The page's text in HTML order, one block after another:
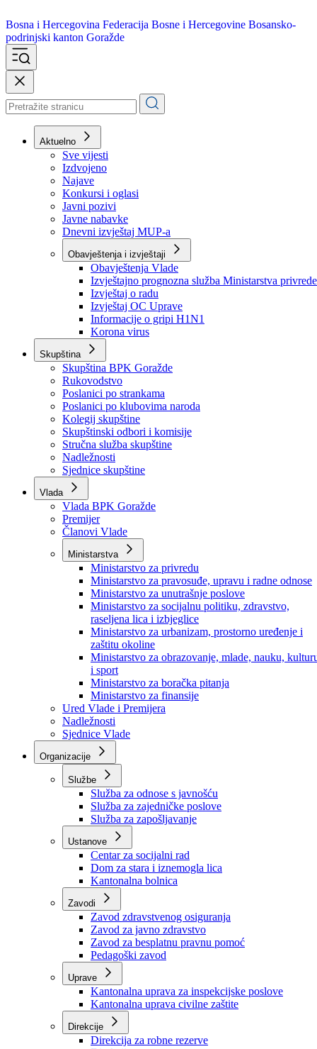
Bosna i Hercegovina
podrinjski kanton Goražde
Aktuelno
Sve vijesti
Izdvojeno
Najave
Konkursi i oglasi
Javni pozivi
Javne nabavke
Dnevni izvještaj MUP-a
Obavještenja i izvještaji
Obavještenja Vlade
Izvještajno prognozna služba Ministarstva privrede
Izvještaj o radu
Izvještaj OC Uprave
Informacije o gripi H1N1
Korona virus
Skupština
Skupština BPK Goražde
Rukovodstvo
Poslanici po strankama
Poslanici po klubovima naroda
Kolegij skupštine
Skupštinski odbori i komisije
Stručna služba skupštine
Nadležnosti
Sjednice skupštine
Vlada
Vlada BPK Goražde
Premijer
Članovi Vlade
Ministarstva
Ministarstvo za privredu
Ministarstvo za pravosuđe, upravu i radne odnose
Ministarstvo za unutrašnje poslove
Ministarstvo za socijalnu politiku, zdravstvo,
raseljena lica i izbjeglice
Ministarstvo za urbanizam, prostorno uređenje i
zaštitu okoline
Ministarstvo za obrazovanje, mlade, nauku,
i sport
Ministarstvo za boračka pitanja
Ministarstvo za finansije
Ured Vlade i Premijera
Nadležnosti
Sjednice Vlade
Organizacije
Službe
Služba za odnose s javnošću
Služba za zajedničke poslove
Služba za zapošljavanje
Ustanove
Centar za socijalni rad
Dom za stara i iznemogla lica
Kantonalna bolnica
Zavodi
Zavod zdravstvenog osiguranja
Zavod za javno zdravstvo
Zavod za besplatnu pravnu pomoć
Pedagoški zavod
Kantonalna uprava za inspekcijske poslove
Kantonalna uprava civilne zaštite